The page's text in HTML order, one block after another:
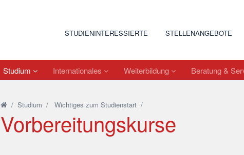
STUDIENINTERESSIERTE STELLENANGEBOTE
Studium Internationales Weiterbildung Beratung &
/ Studium / Wichtiges zum Studienstart/
Vorbereitungskurse